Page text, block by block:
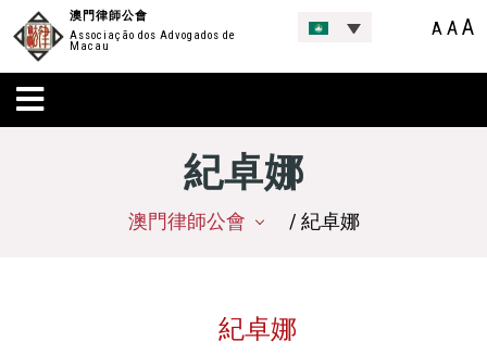
澳門律師公會
Associação dos Advogados de
Macau
A AA
紀卓娜
澳門律師公會 / 紀卓娜
紀卓娜